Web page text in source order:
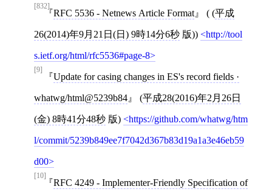
[832]
RFC 5536 - Netnews Article Format ( (平成
26(2014)年9月21日(日) 9時14分6秒 版)) http://tool
s.ietf.org/html/rfc5536#page-8
[9]
Update for casing changes in ES's record fields ·
whatwg/html@5239b84 (平成28(2016)年2月26日
(金) 8時41分48秒 版) https://github.com/whatwg/htm
l/commit/5239b849ee7f7042d367b83d19a1a3e46eb59
d00
[10]
RFC 4249 - Implementer-Friendly Specification of